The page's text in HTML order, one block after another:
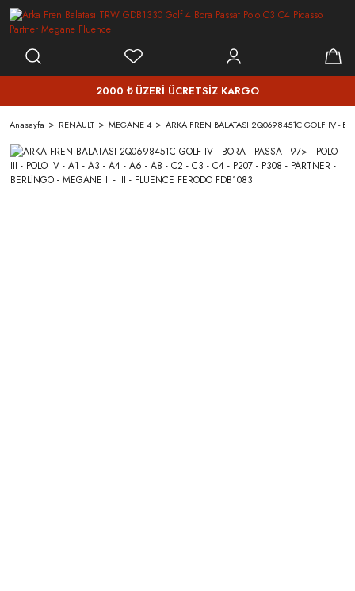
2000 ₺ ÜZERİ ÜCRETSİZ KARGO
Anasayfa RENAULT MEGANE 4 ARKA FREN BALATASI 2Q0698451C GOLF IV -